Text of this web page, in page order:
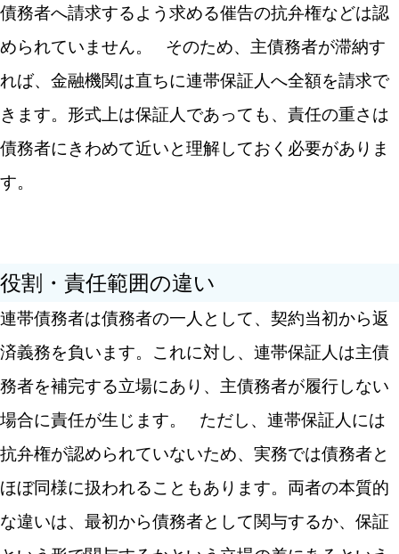
債務者へ請求するよう求める催告の抗弁権などは認
められていません。
そのため、主債務者が滞納す
れば、金融機関は直ちに連帯保証人へ全額を請求で
きます。形式上は保証人であっても、責任の重さは
債務者にきわめて近いと理解しておく必要がありま
す。
役割・責任範囲の違い
連帯債務者は債務者の一人として、契約当初から返
済義務を負います。これに対し、連帯保証人は主債
務者を補完する立場にあり、主債務者が履行しない
場合に責任が生じます。
ただし、連帯保証人には
抗弁権が認められていないため、実務では債務者と
ほぼ同様に扱われることもあります。両者の本質的
な違いは、最初から債務者として関与するか、保証